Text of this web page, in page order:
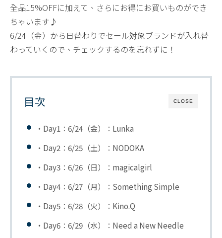
全品15%OFFに加えて、さらにお得にお買いものができ
ちゃいます♪
6/24（金）から日替わりでセール対象ブランドが入れ替
わっていくので、チェックするのを忘れずに！
CLOSE
目次
・Day1：6/24（金）： Lunka
・Day2：6/25（土）： NODOKA
・Day3：6/26（日）： magicalgirl
・Day4：6/27（月）： Something Simple
・Day5：6/28（火）： Kino.Q
・Day6：6/29（水）： Need a New Needle